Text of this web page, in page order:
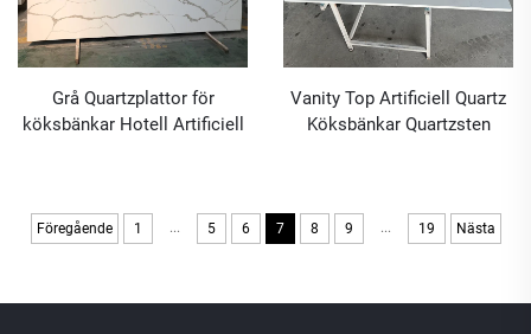
Grå Quartzplattor för
köksbänkar Hotell Artificiell
Vanity Top Artificiell Quartz
Köksbänkar Quartzsten
Föregående 1 ... 5 6 7 8 9 ... 19 Nästa